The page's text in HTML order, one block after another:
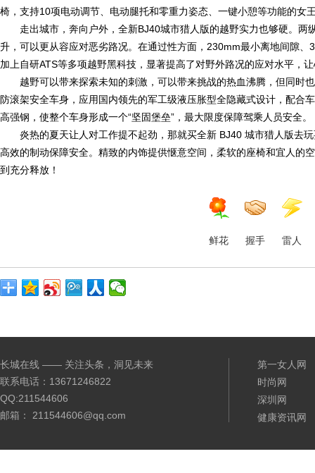
椅，支持10项电动调节、电动腿托和零重力姿态、一键小憩等功能的女
走出城市，奔向户外，全新BJ40城市猎人版的越野实力也够硬。
升，可以更从容应对恶劣路况。在通过性方面，230mm最小离地间隙
加上自研ATS等多项越野黑科技，显著提高了对野外路况的应对水平，
越野可以带来探索未知的刺激，可以带来挑战的热血沸腾，但同时
防滚架安全车身，应用国内领先的军工级液压胀型全隐藏式设计，配合
高强钢，使整个车身形成一个“坚固堡垒”，最大限度保障驾乘人员安全。
炎热的夏天让人对工作提不起劲，那就买全新 BJ40 城市猎人版去
高效的制动保障安全。精致的内饰提供惬意空间，柔软的座椅和宜人的
到充分释放！
鲜花 握手 雷人
长城在线 —— 关注头条，洞见未来
联系电话：13671246822
QQ:211544606
邮箱： 211544606@qq.com
第一女人网
时尚网
深圳网
健康资讯网